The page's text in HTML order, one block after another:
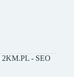
2KM.PL - SEO